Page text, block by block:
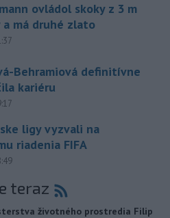
ovládol skoky z 3 m
a má druhé zlato
Behramiová definitívne
kariéru
ligy vyzvali na
riadenia FIFA
teraz
životného prostredia Filip